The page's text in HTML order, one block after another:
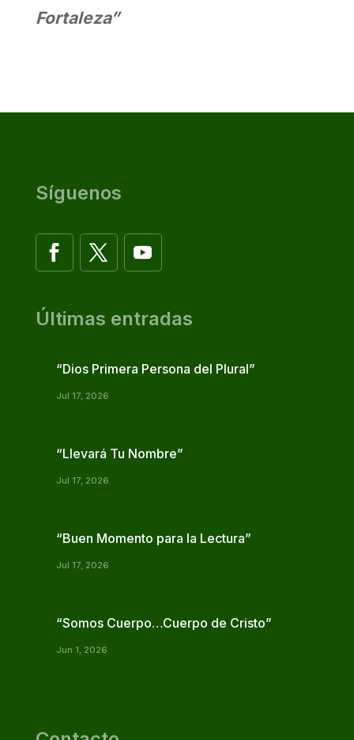
Fortaleza”
Síguenos
Últimas entradas
“Dios Primera Persona del Plural”
Jul 17, 2026
“Llevará Tu Nombre”
Jul 17, 2026
“Buen Momento para la Lectura”
Jul 17, 2026
“Somos Cuerpo…Cuerpo de Cristo”
Jun 1, 2026